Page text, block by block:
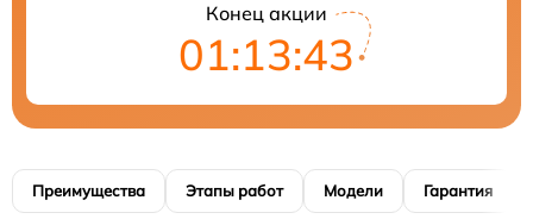
Конец акции
01:13:42
Преимущества Этапы работ Модели Гарантия